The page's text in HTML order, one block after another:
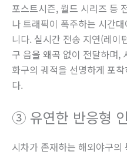
포스트시즌, 월드 시리즈 등
나 트래픽이 폭주하는 시간
니다. 실시간 전송 지연(레이
구 음을 왜곡 없이 전달하며,
화구의 궤적을 선명하게 포
다.
③ 유연한 반응형
시차가 존재하는 해외야구